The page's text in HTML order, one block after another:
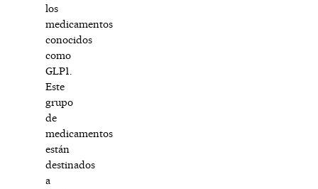
los
medicamentos
conocidos
como
GLP1.
Este
grupo
de
medicamentos
están
destinados
a